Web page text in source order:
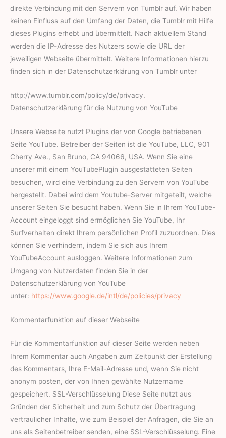
direkte Verbindung mit den Servern von Tumblr auf. Wir haben
keinen Einfluss auf den Umfang der Daten, die Tumblr mit Hilfe
dieses Plugins erhebt und übermittelt. Nach aktuellem Stand
werden die IP-Adresse des Nutzers sowie die URL der
jeweiligen Webseite übermittelt. Weitere Informationen hierzu
finden sich in der Datenschutzerklärung von Tumblr unter
http://www.tumblr.com/policy/de/privacy.
Datenschutzerklärung für die Nutzung von YouTube
Unsere Webseite nutzt Plugins der von Google betriebenen
Seite YouTube. Betreiber der Seiten ist die YouTube, LLC, 901
Cherry Ave., San Bruno, CA 94066, USA. Wenn Sie eine
unserer mit einem YouTubePlugin ausgestatteten Seiten
besuchen, wird eine Verbindung zu den Servern von YouTube
hergestellt. Dabei wird dem Youtube-Server mitgeteilt, welche
unserer Seiten Sie besucht haben. Wenn Sie in Ihrem YouTube-
Account eingeloggt sind ermöglichen Sie YouTube, Ihr
Surfverhalten direkt Ihrem persönlichen Profil zuzuordnen. Dies
können Sie verhindern, indem Sie sich aus Ihrem
YouTubeAccount ausloggen. Weitere Informationen zum
Umgang von Nutzerdaten finden Sie in der
Datenschutzerklärung von YouTube
unter: https://www.google.de/intl/de/policies/privacy
Kommentarfunktion auf dieser Webseite
Für die Kommentarfunktion auf dieser Seite werden neben
Ihrem Kommentar auch Angaben zum Zeitpunkt der Erstellung
des Kommentars, Ihre E-Mail-Adresse und, wenn Sie nicht
anonym posten, der von Ihnen gewählte Nutzername
gespeichert. SSL-Verschlüsselung Diese Seite nutzt aus
Gründen der Sicherheit und zum Schutz der Übertragung
vertraulicher Inhalte, wie zum Beispiel der Anfragen, die Sie an
uns als Seitenbetreiber senden, eine SSL-Verschlüsselung. Eine